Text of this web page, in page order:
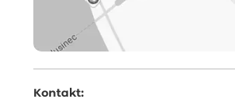
Kontakt: